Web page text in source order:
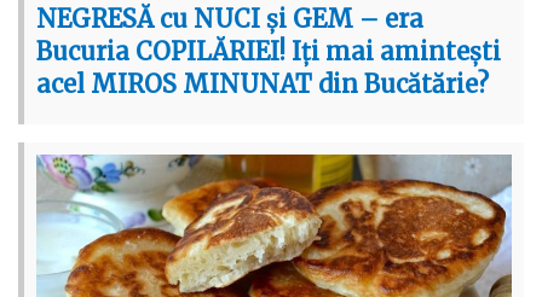
NEGRESĂ cu NUCI și GEM – era
Bucuria COPILĂRIEI! Iți mai amintești
acel MIROS MINUNAT din Bucătărie?